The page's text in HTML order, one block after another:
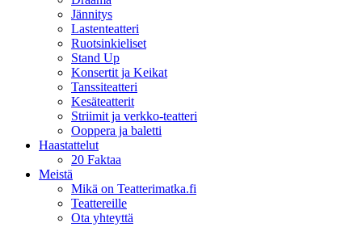
Jännitys
Lastenteatteri
Ruotsinkieliset
Stand Up
Konsertit ja Keikat
Tanssiteatteri
Kesäteatterit
Striimit ja verkko-teatteri
Ooppera ja baletti
Haastattelut
20 Faktaa
Meistä
Mikä on Teatterimatka.fi
Teattereille
Ota yhteyttä